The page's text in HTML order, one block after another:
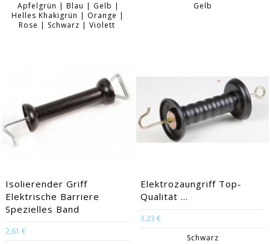
Apfelgrün | Blau | Gelb |
Helles Khakigrün | Orange |
Rose | Schwarz | Violett
Gelb
Isolierender Griff
Elektrische Barriere
Spezielles Band
2,61 €
Elektrozaungriff Top-
Qualität ...
3,23 €
Schwarz